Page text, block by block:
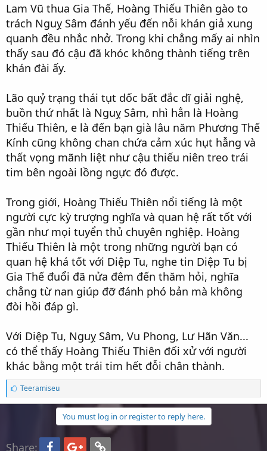
Lam Vũ thua Gia Thế, Hoàng Thiếu Thiên gào to
trách Nguỵ Sâm đánh yếu đến nỗi khán giả xung
quanh đều nhắc nhở. Trong khi chẳng mấy ai nhìn
thấy sau đó cậu đã khóc không thành tiếng trên
khán đài ấy.
Lão quỷ trạng thái tụt dốc bất đắc dĩ giải nghệ,
buồn thứ nhất là Nguỵ Sâm, nhì hẳn là Hoàng
Thiếu Thiên, e là đến bạn già lâu năm Phương Thế
Kính cũng không chan chứa cảm xúc hụt hẫng và
thất vọng mãnh liệt như cậu thiếu niên treo trái
tim bên ngoài lồng ngực đó được.
Trong giới, Hoàng Thiếu Thiên nổi tiếng là một
người cực kỳ trượng nghĩa và quan hệ rất tốt với
gần như mọi tuyển thủ chuyên nghiệp. Hoàng
Thiếu Thiên là một trong những người bạn có
quan hệ khá tốt với Diệp Tu, nghe tin Diệp Tu bị
Gia Thế đuổi đã nửa đêm đến thăm hỏi, nghĩa
chẳng từ nan giúp đỡ đánh phó bản mà không
đòi hồi đáp gì.
Với Diệp Tu, Nguỵ Sâm, Vu Phong, Lư Hãn Văn...
có thể thấy Hoàng Thiếu Thiên đối xử với người
khác bằng một trái tim hết đỗi chân thành.
S
ố
l
t
Teeramiseu
You must log in or register to reply here.
Share: Facebook
Google+